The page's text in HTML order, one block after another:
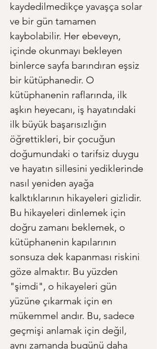
kaydedilmedikçe yavaşça solar
ve bir gün tamamen
kaybolabilir. Her ebeveyn,
içinde okunmayı bekleyen
binlerce sayfa barındıran eşsiz
bir kütüphanedir. O
kütüphanenin raflarında, ilk
aşkın heyecanı, iş hayatındaki
ilk büyük başarısızlığın
öğrettikleri, bir çocuğun
doğumundaki o tarifsiz duygu
ve hayatın sillesini yediklerinde
nasıl yeniden ayağa
kalktıklarının hikayeleri gizlidir.
Bu hikayeleri dinlemek için
doğru zamanı beklemek, o
kütüphanenin kapılarının
sonsuza dek kapanması riskini
göze almaktır. Bu yüzden
"şimdi", o hikayeleri gün
yüzüne çıkarmak için en
mükemmel andır. Bu, sadece
geçmişi anlamak için değil,
aynı zamanda bugünü daha